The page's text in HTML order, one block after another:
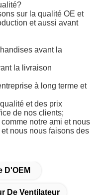
sur la qualité OE et
et aussi avant
avant la
la livraison
à long terme et
et des prix
de nos clients;
notre ami et nous
nous nous faisons des
D'OEM
De Ventilateur